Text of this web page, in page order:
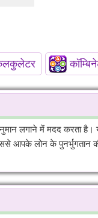
कैलकुलेटर
लगाने में मदद करता
आपके लोन के पुनर्भुगतान